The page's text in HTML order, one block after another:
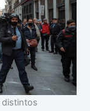
distintos